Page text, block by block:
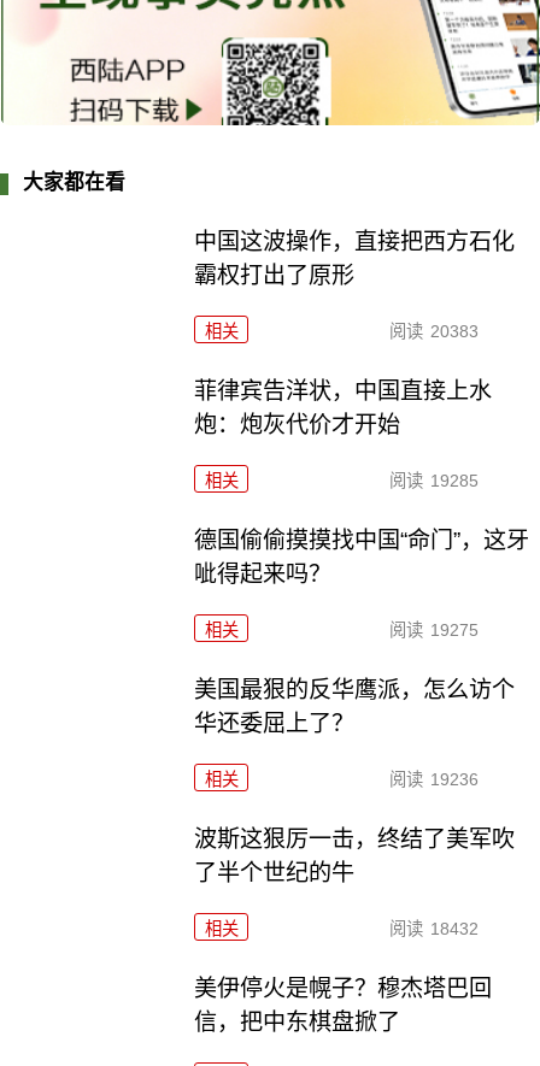
大家都在看
中国这波操作，直接把西方石化
霸权打出了原形
相关 阅读 20383
菲律宾告洋状，中国直接上水
炮：炮灰代价才开始
相关 阅读 19285
德国偷偷摸摸找中国“命门”，这牙
呲得起来吗？
相关 阅读 19275
美国最狠的反华鹰派，怎么访个
华还委屈上了？
相关 阅读 19236
波斯这狠厉一击，终结了美军吹
了半个世纪的牛
相关 阅读 18432
美伊停火是幌子？穆杰塔巴回
信，把中东棋盘掀了